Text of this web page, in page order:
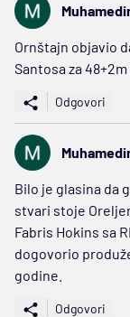
Ornštajn objavio
Santosa za 48+2m
Odgovori
Bilo je glasina da
stvari stoje
Fabris Hokins sa
dogovorio
godine.
Odgovori